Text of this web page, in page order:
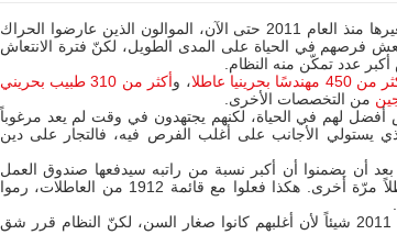
مرآة البحرين (خاص): هي فترة عصيبة لم تعد البلاد تمرّ بغيرها منذ العام 2011 حتى الآن، الموالون الذين عارضوا الحراك
فرصهم في الحياة على المدى الطويل، لكنّ فترة الانتعاش
عدد تمكّن منه النظام.
450 مهندسًا بحرينيا عاطلا ، و
أكثر من 310 طبيب بحريني
من التخصصات الأخرى.
أفضل لهم في الحياة، لكنهم يجتهدون في وقت لم يعد مرغوباً
يستولي الأجانب على أغلب الفرص فيه، فالتجار على دين
بعد أن يضمنوا أن أكبر نسبة من راتبه سيدفعها صندوق العمل
تمكين خلال عامين، وبعد العامين يجد البحريني نفسه عاطلاً مرّة أخرى. هكذا فعلوا مع قائمة 1912 من العاطلات، رموا
هذا حال قطاع شبابي عريض، شباب صغار لا يتذكرون من 2011 شيئاً لأن أغلبهم كانوا صغار السن، لكنّ النظام قرر شق